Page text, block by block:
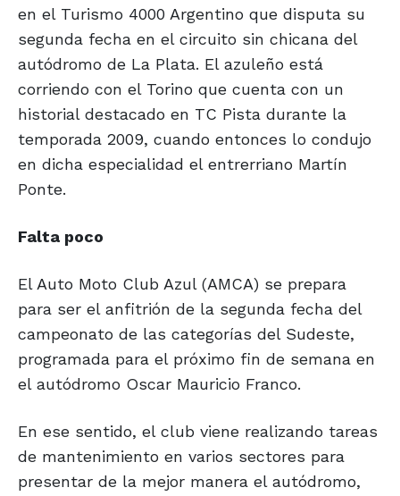
en el Turismo 4000 Argentino que disputa su
segunda fecha en el circuito sin chicana del
autódromo de La Plata. El azuleño está
corriendo con el Torino que cuenta con un
historial destacado en TC Pista durante la
temporada 2009, cuando entonces lo condujo
en dicha especialidad el entrerriano Martín
Ponte.
Falta poco
El Auto Moto Club Azul (AMCA) se prepara
para ser el anfitrión de la segunda fecha del
campeonato de las categorías del Sudeste,
programada para el próximo fin de semana en
el autódromo Oscar Mauricio Franco.
En ese sentido, el club viene realizando tareas
de mantenimiento en varios sectores para
presentar de la mejor manera el autódromo,